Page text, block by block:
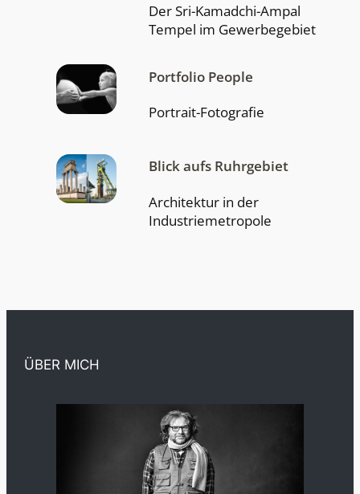
Der Sri-Kamadchi-Ampal
Tempel im Gewerbegebiet
Portfolio People
Portrait-Fotografie
Blick aufs Ruhrgebiet
Architektur in der
Industriemetropole
ÜBER MICH